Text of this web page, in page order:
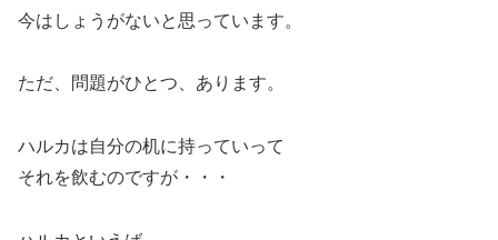
今はしょうがないと思っています。
ただ、問題がひとつ、あります。
ハルカは自分の机に持っていって
それを飲むのですが・・・